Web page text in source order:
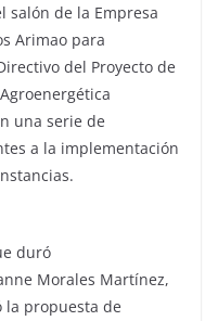
salón de la Empresa
Arimao para
del Proyecto de
una serie de
a la implementación
duró
Morales Martínez,
propuesta de